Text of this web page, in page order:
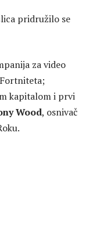
pridružilo se
za video
kapitalom i prvi
Wood, osnivač